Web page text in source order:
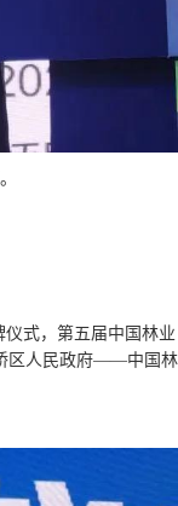
仪式，第五届中国林业
区人民政府——中国林